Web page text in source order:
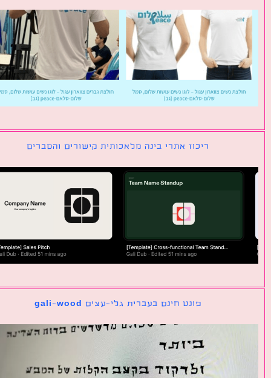
ריכוז אתרי בינה מלאכותית קישורים והסברים
פונט חינם בעברית גלי-עצים gali-wood